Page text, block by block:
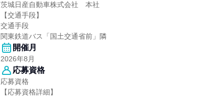
茨城日産自動車株式会社 本社
【交通手段】
交通手段
関東鉄道バス「国土交通省前」隣
開催月
2026年8月
応募資格
応募資格
【応募資格詳細】